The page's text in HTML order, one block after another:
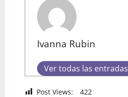
Ivanna Rubin
Ver todas las entradas
Post Views: 422